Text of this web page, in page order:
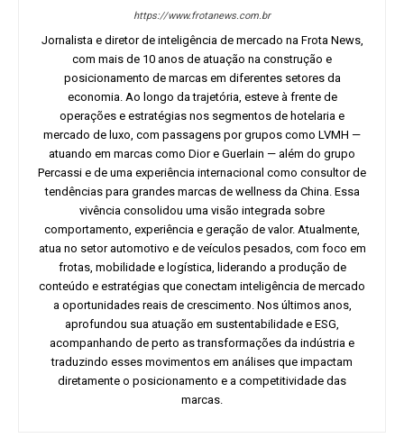
https://www.frotanews.com.br
Jornalista e diretor de inteligência de mercado na Frota News,
com mais de 10 anos de atuação na construção e
posicionamento de marcas em diferentes setores da
economia. Ao longo da trajetória, esteve à frente de
operações e estratégias nos segmentos de hotelaria e
mercado de luxo, com passagens por grupos como LVMH —
atuando em marcas como Dior e Guerlain — além do grupo
Percassi e de uma experiência internacional como consultor de
tendências para grandes marcas de wellness da China. Essa
vivência consolidou uma visão integrada sobre
comportamento, experiência e geração de valor. Atualmente,
atua no setor automotivo e de veículos pesados, com foco em
frotas, mobilidade e logística, liderando a produção de
conteúdo e estratégias que conectam inteligência de mercado
a oportunidades reais de crescimento. Nos últimos anos,
aprofundou sua atuação em sustentabilidade e ESG,
acompanhando de perto as transformações da indústria e
traduzindo esses movimentos em análises que impactam
diretamente o posicionamento e a competitividade das
marcas.